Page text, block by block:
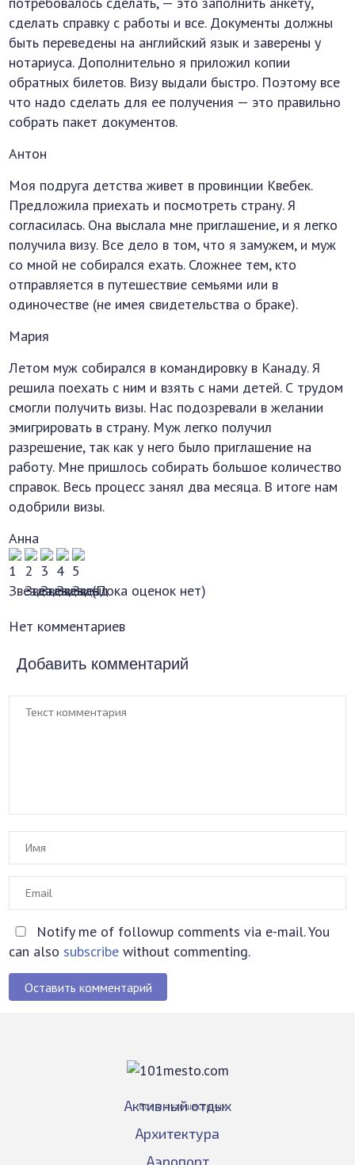
сделать справку с работы и все. Документы должны
быть переведены на английский язык и заверены у
нотариуса. Дополнительно я приложил копии
обратных билетов. Визу выдали быстро. Поэтому все
что надо сделать для ее получения — это правильно
собрать пакет документов.
Антон
Моя подруга детства живет в провинции Квебек.
Предложила приехать и посмотреть страну. Я
согласилась. Она выслала мне приглашение, и я легко
получила визу. Все дело в том, что я замужем, и муж
со мной не собирался ехать. Сложнее тем, кто
отправляется в путешествие семьями или в
одиночестве (не имея свидетельства о браке).
Мария
Летом муж собирался в командировку в Канаду. Я
решила поехать с ним и взять с нами детей. С трудом
смогли получить визы. Нас подозревали в желании
эмигрировать в страну. Муж легко получил
разрешение, так как у него было приглашение на
работу. Мне пришлось собирать большое количество
справок. Весь процесс занял два месяца. В итоге нам
одобрили визы.
Анна
(Пока оценок нет)
Нет комментариев
Добавить комментарий
Notify me of followup comments via e-mail. You
can also subscribe without commenting.
Оставить комментарий
Всё о путешествиях
Активный отдых
Архитектура
Аэропорт